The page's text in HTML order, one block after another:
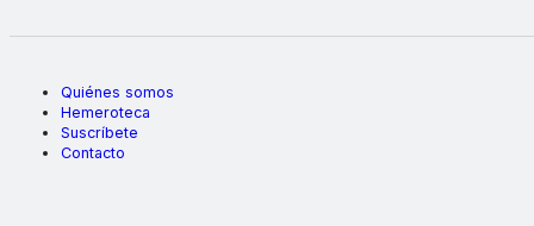
Quiénes somos
Hemeroteca
Suscríbete
Contacto